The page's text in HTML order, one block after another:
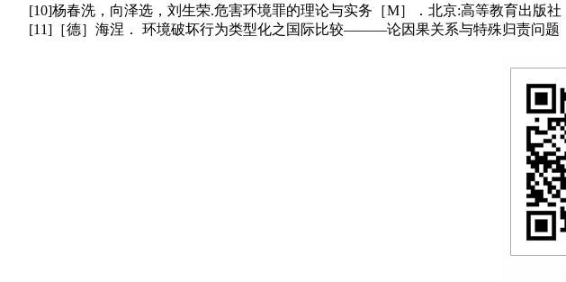
[10]杨春洗，向泽选，刘生荣.危害环境罪的理论与实务［M］．北京:高等教育出版社
[11]［德］海涅． 环境破坏行为类型化之国际比较———论因果关系与特殊归责问题